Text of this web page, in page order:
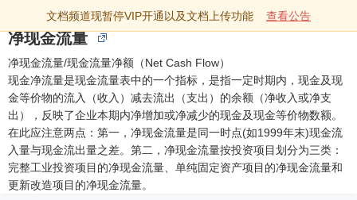
文档频道现暂停VIP开通以及文档上传功能 查看公告
净现金流量
净现金流量/现金流量净额（Net Cash Flow）
现金净流量是现金流量表中的一个指标，是指一定时期内，现金及现
金等价物的流入（收入）减去流出（支出）的余额（净收入或净支
出），反映了企业本期内净增加或净减少的现金及现金等价物数额。
在此应注意两点：第一，净现金流量是同一时点(如1999年末)现金流
入量与现金流出量之差。第二，净现金流量按投资项目划分为三类：
完整工业投资项目的净现金流量、单纯固定资产项目的净现金流量和
更新改造项目的净现金流量。